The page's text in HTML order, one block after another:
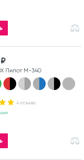
Пилот М-340
4 отзыва